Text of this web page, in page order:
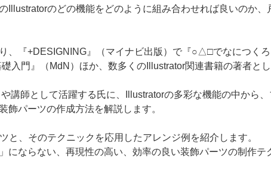
Illustratorのどの機能をどのように組み合わせれば良いのか、
、『+DESIGNING』（マイナビ出版）で『○△□でなにつくろ
入門』（MdN）ほか、数多くのIllustrator関連書籍の著者と
講師として活躍する氏に、Illustratorの多彩な機能の中から、
飾パーツの作成方法を解説します。
、そのテクニックを応用したアレンジ例を紹介します。
ならない、再現性の高い、効率の良い装飾パーツの制作テ